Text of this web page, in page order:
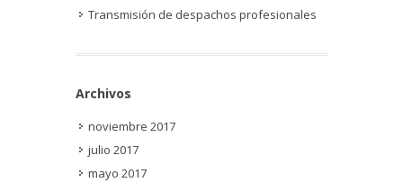
Transmisión de despachos profesionales
Archivos
noviembre 2017
julio 2017
mayo 2017